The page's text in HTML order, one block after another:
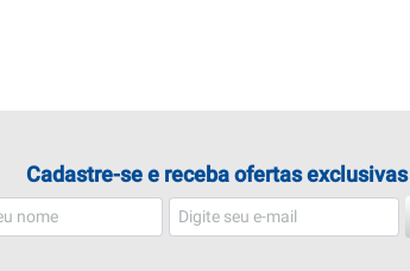
Cadastre-se e receba ofertas exclusivas